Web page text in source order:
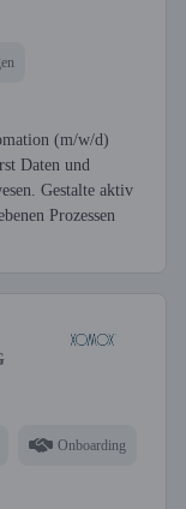
(m/w/d)
Daten und
Gestalte aktiv
Prozessen
Onboarding